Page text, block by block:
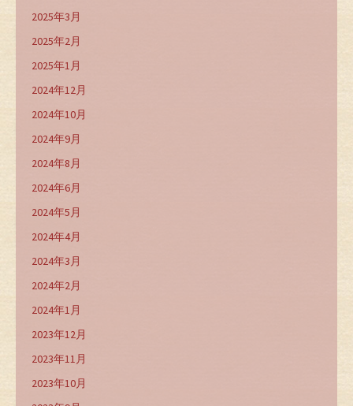
2025年3月
2025年2月
2025年1月
2024年12月
2024年10月
2024年9月
2024年8月
2024年6月
2024年5月
2024年4月
2024年3月
2024年2月
2024年1月
2023年12月
2023年11月
2023年10月